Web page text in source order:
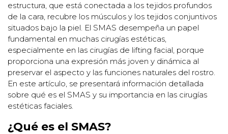
estructura, que está conectada a los tejidos profundos
de la cara, recubre los músculos y los tejidos conjuntivos
situados bajo la piel. El SMAS desempeña un papel
fundamental en muchas cirugías estéticas,
especialmente en las cirugías de lifting facial, porque
proporciona una expresión más joven y dinámica al
preservar el aspecto y las funciones naturales del rostro.
En este artículo, se presentará información detallada
sobre qué es el SMAS y su importancia en las cirugías
estéticas faciales.
¿Qué es el SMAS?